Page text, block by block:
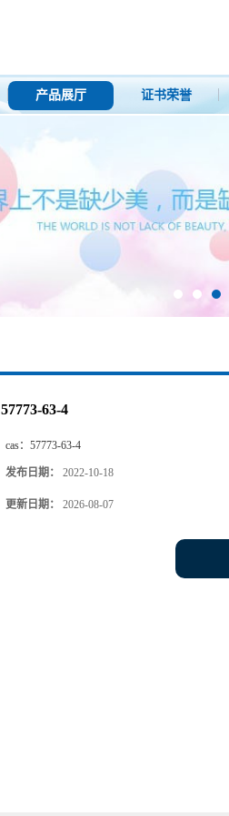
产品展厅 证书荣誉
57773-63-4
cas： 57773-63-4
发布日期： 2022-10-18
更新日期： 2026-08-07